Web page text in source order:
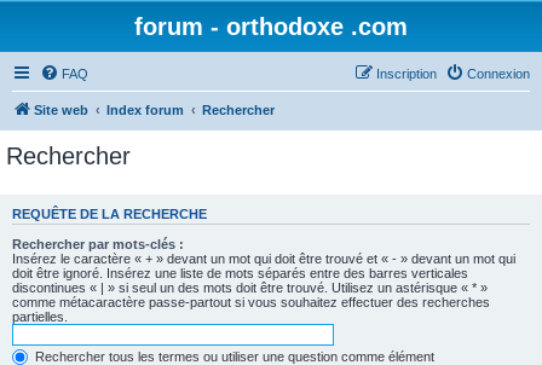
forum - orthodoxe .com
FAQ Connexion
Inscription
Site web Index forum Rechercher
Rechercher
REQUÊTE DE LA RECHERCHE
Rechercher par mots-clés :
Insérez le caractère « + » devant un mot qui doit être trouvé et « - » devant un mot qui
doit être ignoré. Insérez une liste de mots séparés entre des barres verticales
discontinues « | » si seul un des mots doit être trouvé. Utilisez un astérisque « * »
comme métacaractère passe-partout si vous souhaitez effectuer des recherches
partielles.
Rechercher tous les termes ou utiliser une question comme élément